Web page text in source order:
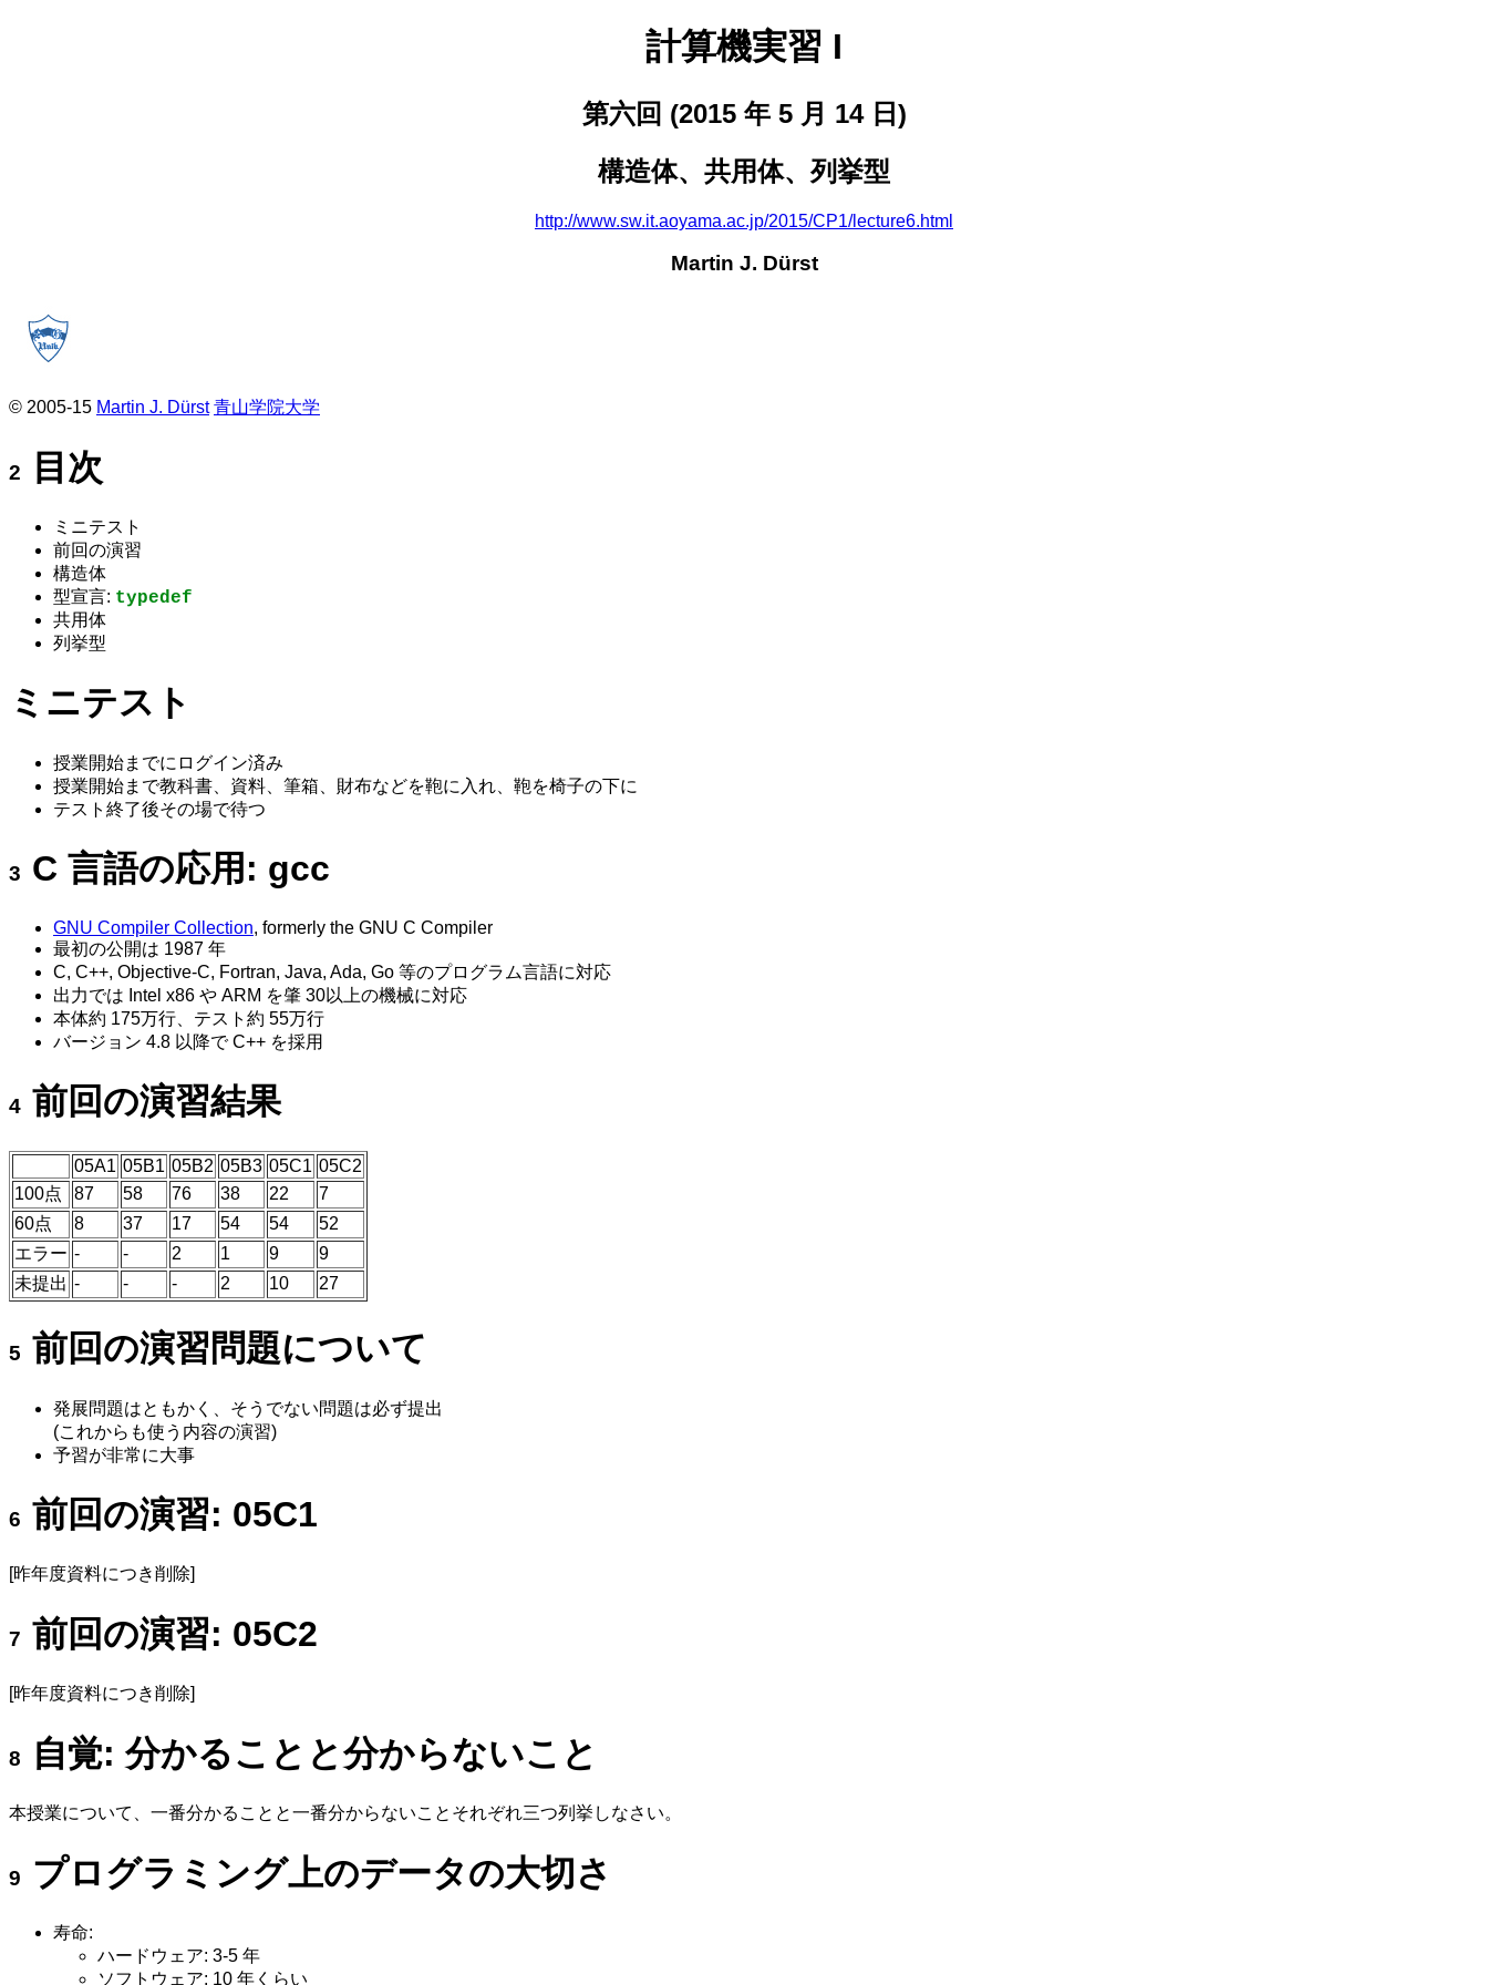
計算機実習 I
第六回 (2015 年 5 月 14 日)
構造体、共用体、列挙型
http://www.sw.it.aoyama.ac.jp/2015/CP1/lecture6.html
Martin J. Dürst
© 2005-15 Martin J. Dürst 青山学院大学
目次
ミニテスト
前回の演習
構造体
型宣言: typedef
共用体
列挙型
ミニテスト
授業開始までにログイン済み
授業開始まで教科書、資料、筆箱、財布などを鞄に入れ、鞄を椅子の下に
テスト終了後その場で待つ
C 言語の応用: gcc
GNU Compiler Collection, formerly the GNU C Compiler
最初の公開は 1987 年
C, C++, Objective-C, Fortran, Java, Ada, Go 等のプログラム言語に対応
出力では Intel x86 や ARM を肇 30以上の機械に対応
本体約 175万行、テスト約 55万行
バージョン 4.8 以降で C++ を採用
前回の演習結果
05A1 05B1 05B2 05B3 05C1 05C2
100点
87 58 76 38 22
7
60点
8 37 17 54 54
52
エラー - - 2 1 9
9
未提出 - - - 2 10 27
前回の演習問題について
発展問題はともかく、そうでない問題は必ず提出
(これからも使う内容の演習)
予習が非常に大事
前回の演習: 05C1
[昨年度資料につき削除]
前回の演習: 05C2
[昨年度資料につき削除]
自覚: 分かることと分からないこと
本授業について、一番分かることと一番分からないことそれぞれ三つ列挙しなさい。
プログラミング上のデータの大切さ
寿命:
ハードウェア: 3-5 年
ソフトウェア: 10 年くらい